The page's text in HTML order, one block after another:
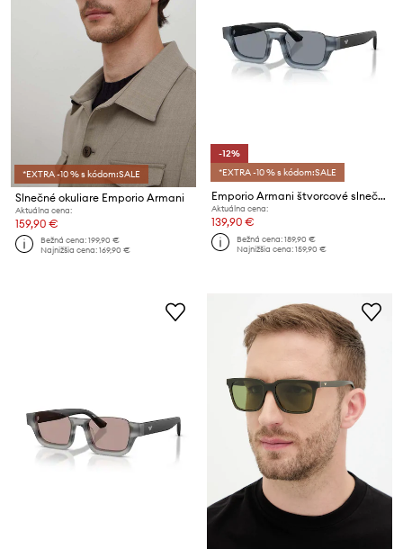
*EXTRA -10 % s kódom:SALE
Slnečné okuliare Emporio Armani
Aktuálna cena:
159,90 €
Bežná cena:199,90 €
Najnižšia cena:169,90 €
-12%
*EXTRA -10 % s kódom:SALE
Emporio Armani štvorcové slnečné okuliare
Aktuálna cena:
139,90 €
Bežná cena:189,90 €
Najnižšia cena:159,90 €